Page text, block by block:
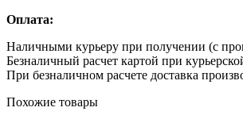
Оплата:
Наличными курьеру при получении (с
Безналичный расчет картой при
При безналичном расчете доставка
Похожие товары